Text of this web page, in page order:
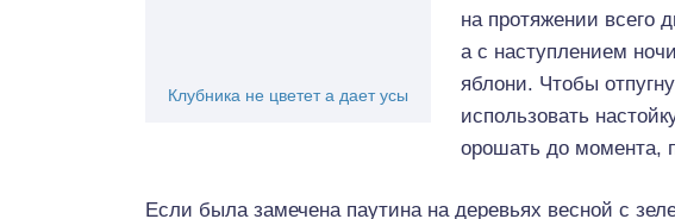
Клубника не цветет а дает усы
на протяжении всего
а с наступлением
яблони. Чтобы
использовать
орошать до момента,
Если была замечена паутина на деревьях весной с